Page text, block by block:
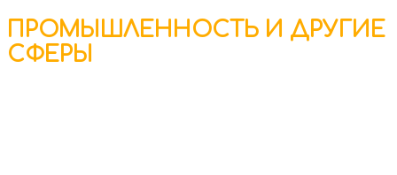
ПРОМЫШЛЕННОСТЬ И ДРУГИЕ
СФЕРЫ